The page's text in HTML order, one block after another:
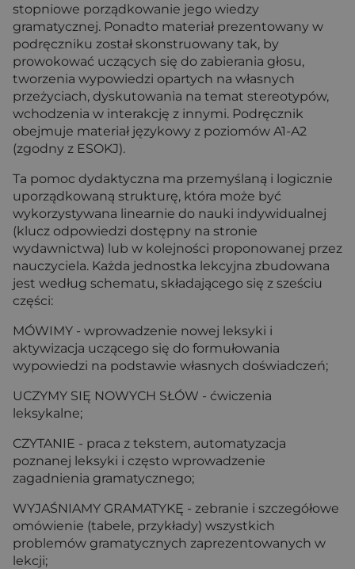
stopniowe porządkowanie jego wiedzy
gramatycznej. Ponadto materiał prezentowany w
podręczniku został skonstruowany tak, by
prowokować uczących się do zabierania głosu,
tworzenia wypowiedzi opartych na własnych
przeżyciach, dyskutowania na temat stereotypów,
wchodzenia w interakcję z innymi. Podręcznik
obejmuje materiał językowy z poziomów A1-A2
(zgodny z ESOKJ).
Ta pomoc dydaktyczna ma przemyślaną i logicznie
uporządkowaną strukturę, która może być
wykorzystywana linearnie do nauki indywidualnej
(klucz odpowiedzi dostępny na stronie
wydawnictwa) lub w kolejności proponowanej przez
nauczyciela. Każda jednostka lekcyjna zbudowana
jest według schematu, składającego się z sześciu
części:
MÓWIMY - wprowadzenie nowej leksyki i
aktywizacja uczącego się do formułowania
wypowiedzi na podstawie własnych doświadczeń;
UCZYMY SIĘ NOWYCH SŁÓW - ćwiczenia
leksykalne;
CZYTANIE - praca z tekstem, automatyzacja
poznanej leksyki i często wprowadzenie
zagadnienia gramatycznego;
WYJAŚNIAMY GRAMATYKĘ - zebranie i szczegółowe
omówienie (tabele, przykłady) wszystkich
problemów gramatycznych zaprezentowanych w
lekcji;